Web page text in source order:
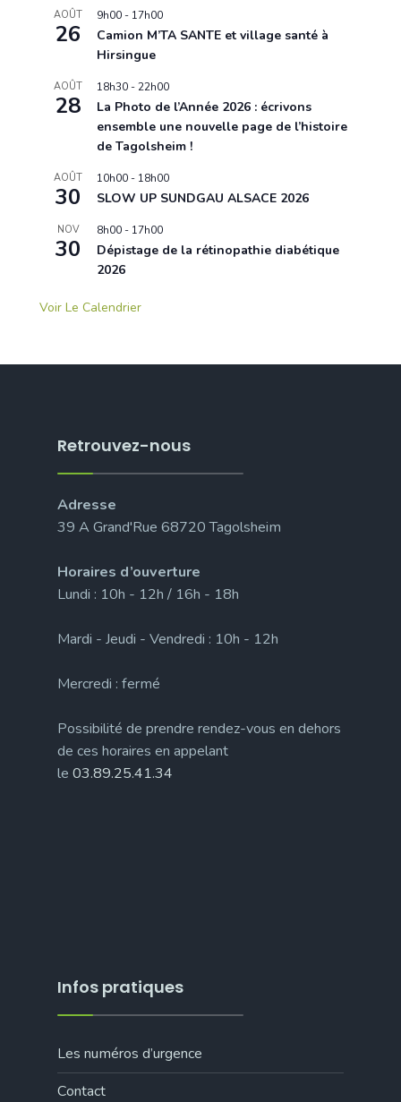
AOÛT
26
9h00 - 17h00
Camion M’TA SANTE et village santé à
Hirsingue
AOÛT
28
18h30 -22h00
La Photo de l’Année 2026 : écrivons
ensemble une nouvelle page de l’histoire
de Tagolsheim !
AOÛT
30
10h00 - 18h00
SLOW UP SUNDGAU ALSACE 2026
NOV
30
8h00 - 17h00
Dépistage de la rétinopathie diabétique
2026
Voir Le Calendrier
Retrouvez-nous
Adresse
39 A Grand'Rue 68720 Tagolsheim
Horaires d’ouverture
Lundi : 10h - 12h / 16h - 18h
Mardi - Jeudi - Vendredi : 10h - 12h
Mercredi : fermé
Possibilité de prendre rendez-vous en dehors
de ces horaires en appelant
le 03.89.25.41.34
Infos pratiques
Les numéros d’urgence
Contact